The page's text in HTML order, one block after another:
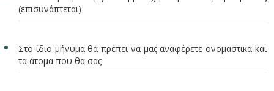
(επισυνάπτεται)
Στο ίδιο μήνυμα θα πρέπει να μας αναφέρετε ονομαστικά και
τα άτομα που θα σας